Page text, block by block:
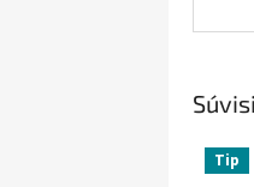
Tip